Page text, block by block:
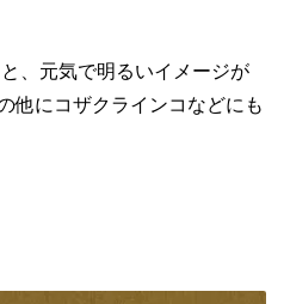
、元気で明るいイメージが
他にコザクラインコなどにも